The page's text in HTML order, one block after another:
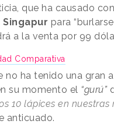
que ha causado
Singapur para
a la venta por 99
Comparativa
no ha tenido una gran
su momento el “gurú”
10 lápices en nuestras
anticuado.